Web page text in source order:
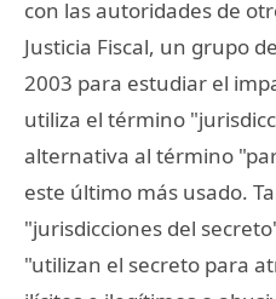
con las autoridades de
Justicia Fiscal, un grupo
2003 para estudiar el
utiliza el término
alternativa al término
este último más usado.
"jurisdicciones del
"utilizan el secreto para